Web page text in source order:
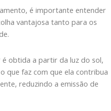
é importante entender
vantajosa tanto para os
obtida a partir da luz do sol,
que faz com que ela contribua
reduzindo a emissão de